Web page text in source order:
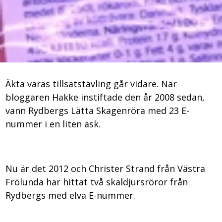
Äkta varas tillsatstävling går vidare. När
bloggaren Hakke instiftade den år 2008 sedan,
vann Rydbergs Lätta Skagenröra med 23 E-
nummer i en liten ask.
Nu är det 2012 och Christer Strand från Västra
Frölunda har hittat två skaldjursröror från
Rydbergs med elva E-nummer.